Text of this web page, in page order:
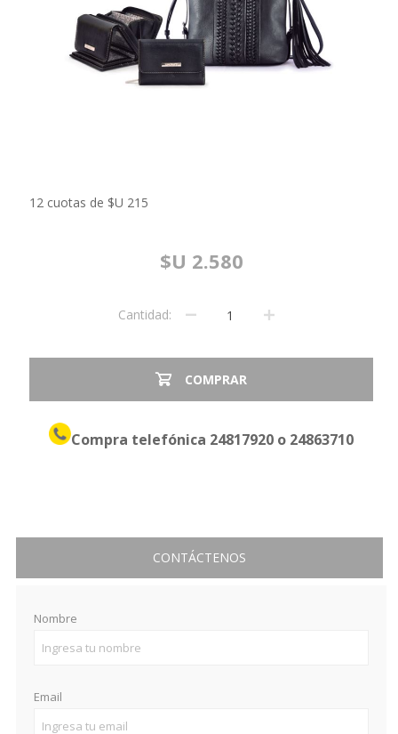
12 cuotas de $U 215
$U 2.580
Cantidad:
COMPRAR
Compra telefónica 24817920 o 24863710
CONTÁCTENOS
Nombre
Email